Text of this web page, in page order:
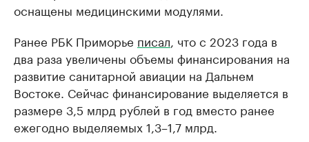
оснащены медицинскими модулями.
Ранее РБК Приморье писал, что с 2023 года в
два раза увеличены объемы финансирования на
развитие санитарной авиации на Дальнем
Востоке. Сейчас финансирование выделяется в
размере 3,5 млрд рублей в год вместо ранее
ежегодно выделяемых 1,3–1,7 млрд.